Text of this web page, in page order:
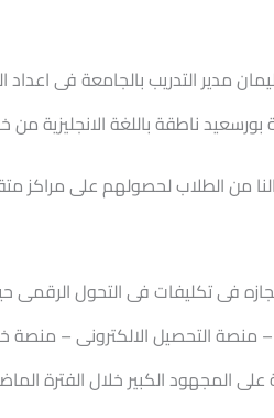
مدير التدريب بالجامعة فى
ناطقة باللغة الانجليزية من
من الطلاب لحصولهم على
فى تكليفات فى التحول
منصة الخرجين – مستحقاتى – منصة التحصيل
المجهود الكبير خلال الفترة